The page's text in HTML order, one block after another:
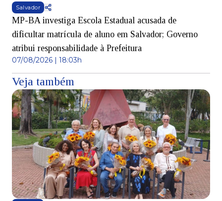
Salvador
MP-BA investiga Escola Estadual acusada de
dificultar matrícula de aluno em Salvador; Governo
atribui responsabilidade à Prefeitura
07/08/2026 | 18:03h
Veja também